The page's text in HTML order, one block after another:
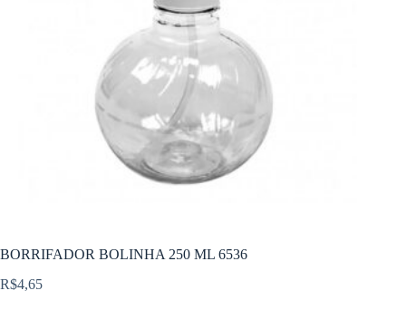
BORRIFADOR BOLINHA 250 ML 6536
R$4,65